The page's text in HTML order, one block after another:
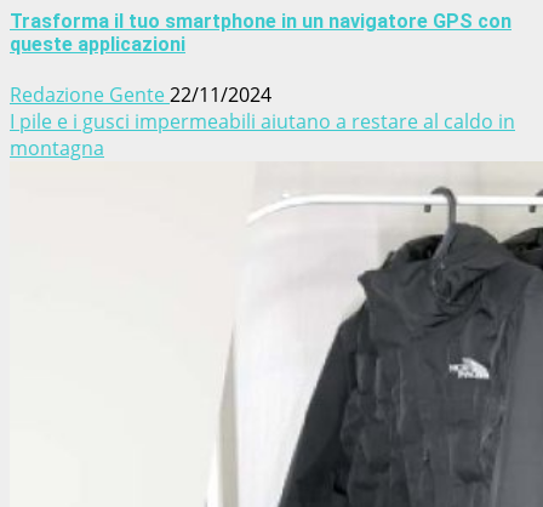
Trasforma il tuo smartphone in un navigatore GPS con
queste applicazioni
Redazione Gente22/11/2024
I pile e i gusci impermeabili aiutano a restare al caldo in
montagna